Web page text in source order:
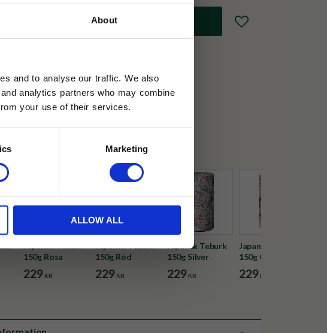
About
and to analyse our traffic. We also
analytics partners who may combine
your use of their services.
Marketing
ALLOW ALL
Lägg till i favoriter
399 kr
eller inom 30 dagar
i varje beställning
Japansk Teburk
150g Rosa
229 KR
Japansk Teburk
150g Röd
229 KR
Japansk Teburk
150g Silver
229 KR
Japansk Teburk
150g Guld
229 KR